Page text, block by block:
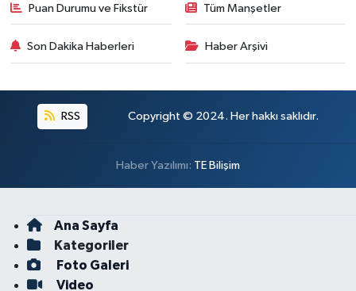
Puan Durumu ve Fikstür Tüm Manşetler
Son Dakika Haberleri Haber Arşivi
RSS Copyright © 2024. Her hakkı saklıdır.
Haber Yazılımı: TE Bilişim
Ana Sayfa
Kategoriler
Foto Galeri
Video